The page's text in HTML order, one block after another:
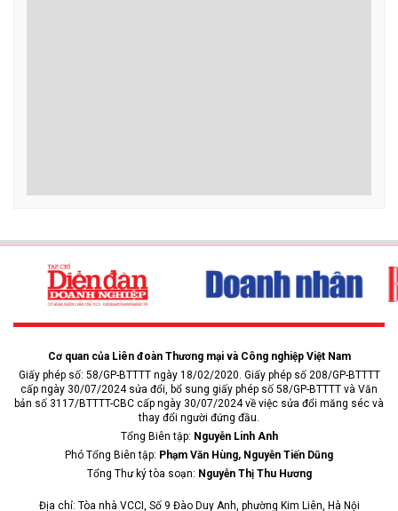
Cơ quan của Liên đoàn Thương mại và Công nghiệp Việt Nam
Giấy phép số: 58/GP-BTTTT ngày 18/02/2020. Giấy phép số 208/GP-BTTTT
cấp ngày 30/07/2024 sửa đổi, bổ sung giấy phép số 58/GP-BTTTT và Văn
bản số 3117/BTTTT-CBC cấp ngày 30/07/2024 về việc sửa đổi măng séc và
thay đổi người đứng đầu.
Tổng Biên tập: Nguyễn Linh Anh
Phó Tổng Biên tập: Phạm Văn Hùng, Nguyễn Tiến Dũng
Tổng Thư ký tòa soạn: Nguyễn Thị Thu Hương
Địa chỉ: Tòa nhà VCCI, Số 9 Đào Duy Anh, phường Kim Liên, Hà Nội